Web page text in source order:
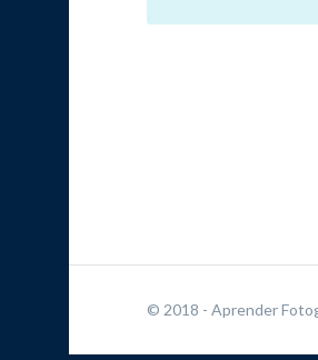
© 2018 - Aprender